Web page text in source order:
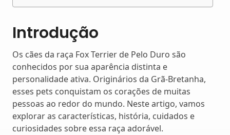
Introdução
Os cães da raça Fox Terrier de Pelo Duro são
conhecidos por sua aparência distinta e
personalidade ativa. Originários da Grã-Bretanha,
esses pets conquistam os corações de muitas
pessoas ao redor do mundo. Neste artigo, vamos
explorar as características, história, cuidados e
curiosidades sobre essa raça adorável.